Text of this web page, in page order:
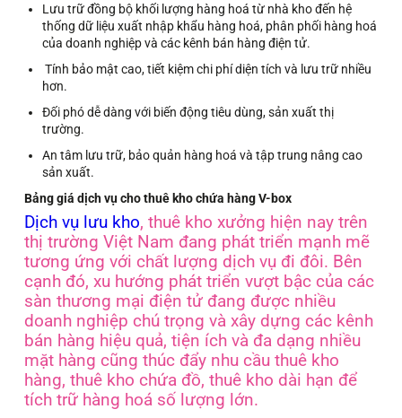
Lưu trữ đồng bộ khối lượng hàng hoá từ nhà kho đến hệ
thống dữ liệu xuất nhập khẩu hàng hoá, phân phối hàng hoá
của doanh nghiệp và các kênh bán hàng điện tử.
Tính bảo mật cao, tiết kiệm chi phí diện tích và lưu trữ nhiều
hơn.
Đối phó dễ dàng với biến động tiêu dùng, sản xuất thị
trường.
An tâm lưu trữ, bảo quản hàng hoá và tập trung nâng cao
sản xuất.
Bảng giá dịch vụ cho thuê kho chứa hàng V-box
Dịch vụ lưu kho, thuê kho xưởng hiện nay trên
thị trường Việt Nam đang phát triển mạnh mẽ
tương ứng với chất lượng dịch vụ đi đôi. Bên
cạnh đó, xu hướng phát triển vượt bậc của các
sàn thương mại điện tử đang được nhiều
doanh nghiệp chú trọng và xây dựng các kênh
bán hàng hiệu quả, tiện ích và đa dạng nhiều
mặt hàng cũng thúc đẩy nhu cầu thuê kho
hàng, thuê kho chứa đồ, thuê kho dài hạn để
tích trữ hàng hoá số lượng lớn.